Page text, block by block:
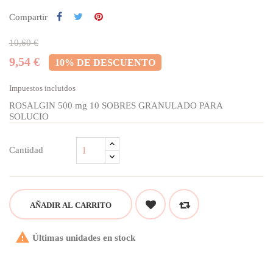
Compartir
10,60 €
9,54 € 10% DE DESCUENTO
Impuestos incluidos
ROSALGIN 500 mg 10 SOBRES GRANULADO PARA
SOLUCIO
Cantidad
AÑADIR AL CARRITO
 Últimas unidades en stock